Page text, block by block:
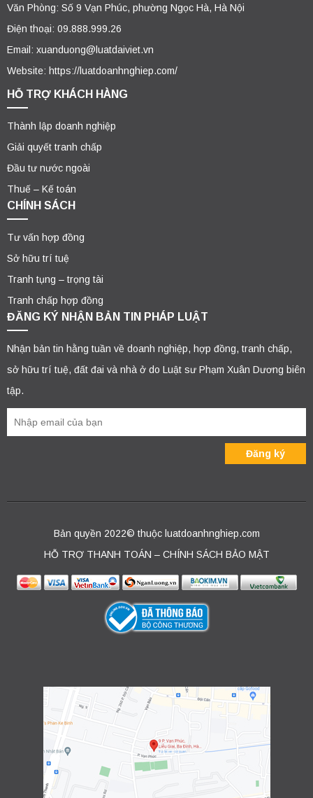
Văn Phòng: Số 9 Vạn Phúc, phường Ngọc Hà, Hà Nội
Điện thoại: 09.888.999.26
Email: xuanduong@luatdaiviet.vn
Website: https://luatdoanhnghiep.com/
HỖ TRỢ KHÁCH HÀNG
Thành lập doanh nghiệp
Giải quyết tranh chấp
Đầu tư nước ngoài
Thuế – Kế toán
CHÍNH SÁCH
Tư vấn hợp đồng
Sở hữu trí tuệ
Tranh tụng – trọng tài
Tranh chấp hợp đồng
ĐĂNG KÝ NHẬN BẢN TIN PHÁP LUẬT
Nhận bản tin hằng tuần về doanh nghiệp, hợp đồng, tranh chấp,
sở hữu trí tuệ, đất đai và nhà ở do Luật sư Phạm Xuân Dương biên
tập.
Bản quyền 2022© thuộc luatdoanhnghiep.com
HỖ TRỢ THANH TOÁN – CHÍNH SÁCH BẢO MẬT